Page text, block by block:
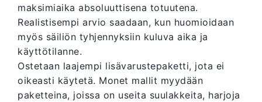
maksimiaika absoluuttisena totuutena.
Realistisempi arvio saadaan, kun huomioidaan
myös säiliön tyhjennyksiin kuluva aika ja
käyttötilanne.
Ostetaan laajempi lisävarustepaketti, jota ei
oikeasti käytetä. Monet mallit myydään
paketteina, joissa on useita suulakkeita, harjoja